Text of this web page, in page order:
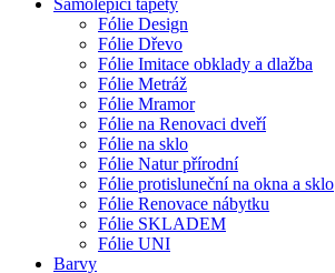
Fólie Design
Fólie Dřevo
Fólie Imitace obklady a dlažba
Fólie Metráž
Fólie Mramor
Fólie na Renovaci dveří
Fólie na sklo
Fólie Natur přírodní
Fólie protisluneční na okna a sklo
Fólie Renovace nábytku
Fólie SKLADEM
Fólie UNI
Barvy